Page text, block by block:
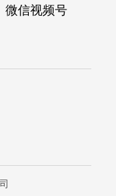
微信视频号